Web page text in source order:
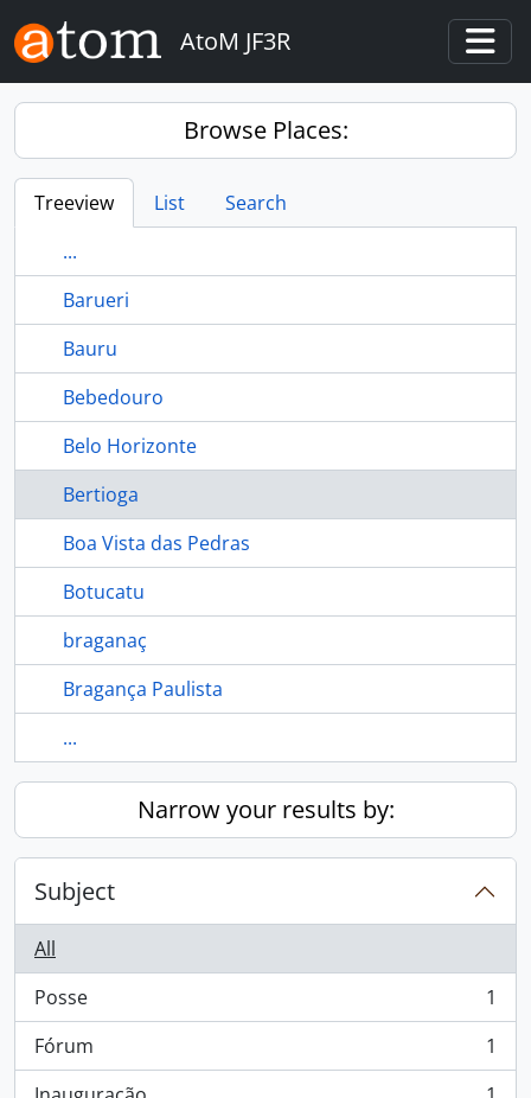
Skip to main content
AtoM JF3R
Browse Places:
Treeview List
Search
...
Barueri
Bauru
Bebedouro
Belo Horizonte
Bertioga
Boa Vista das Pedras
Botucatu
braganaç
Bragança Paulista
...
Narrow your results by:
Subject
All
Posse
, 1 results
1
Fórum
, 1 results
1